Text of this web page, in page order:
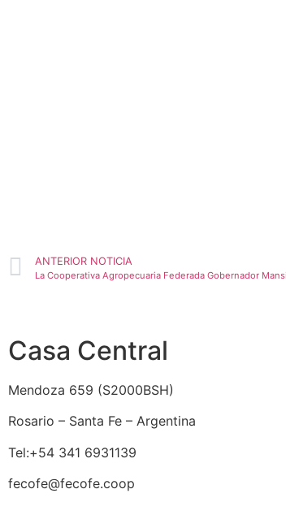
ANTERIOR NOTICIA
Casa Central
Mendoza 659 (S2000BSH)
Rosario – Santa Fe – Argentina
Tel:+54 341 6931139
fecofe@fecofe.coop